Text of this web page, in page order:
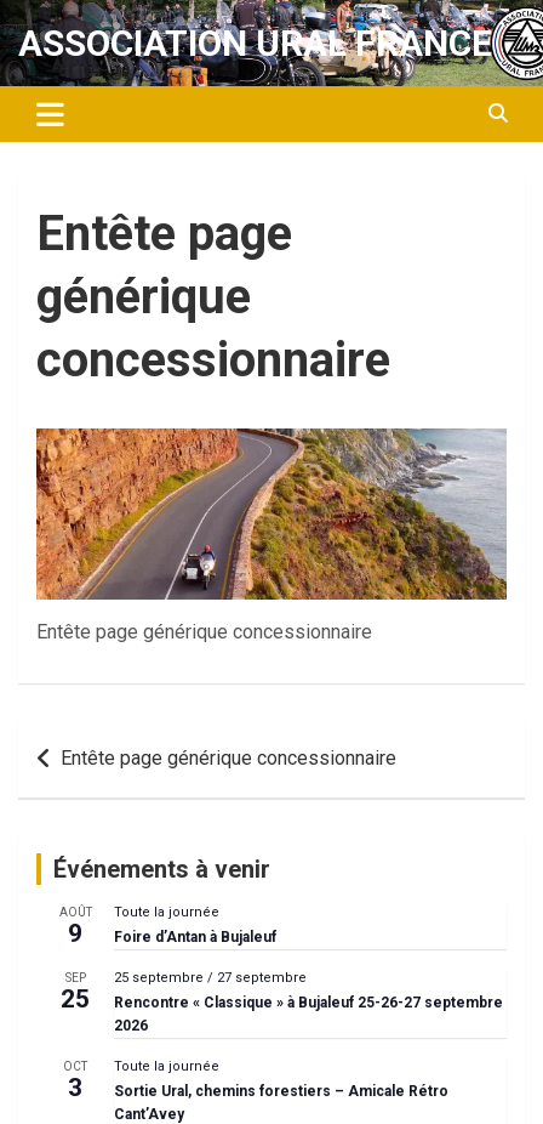
Aller
au
contenu
ASSOCIATION URAL FRANCE
Entête page
générique
concessionnaire
Entête page générique concessionnaire
Navigation
Entête page générique concessionnaire
Événements à venir
AOÛT
9
Toute la journée
Foire d’Antan à Bujaleuf
SEP
25
25 septembre / 27 septembre
Rencontre « Classique » à Bujaleuf 25-26-27 septembre
2026
OCT
3
Toute la journée
Sortie Ural, chemins forestiers – Amicale Rétro
Cant’Avey